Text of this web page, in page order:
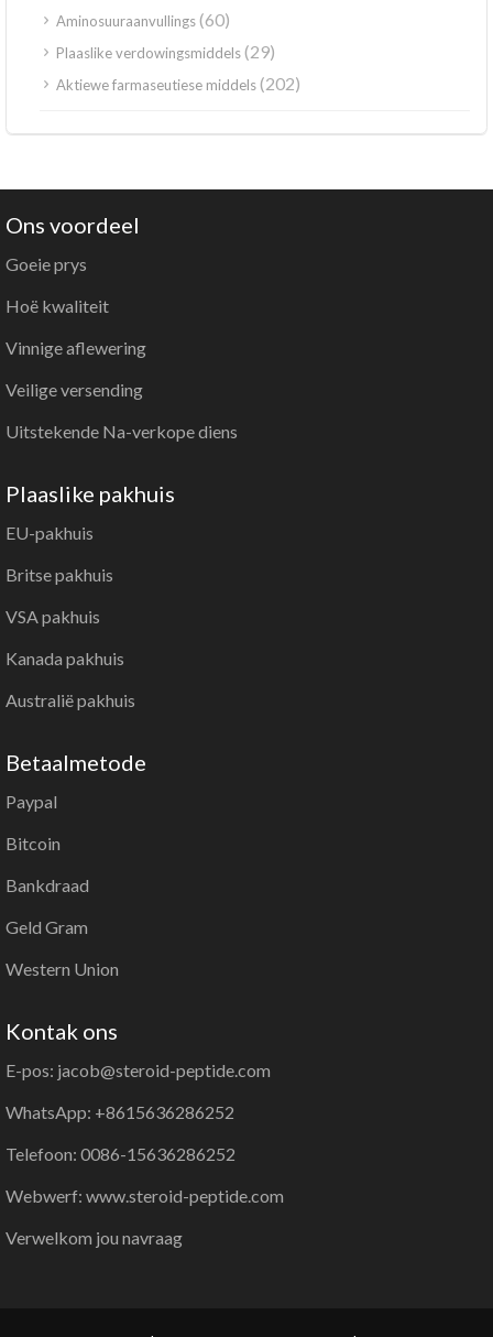
Aminosuuraanvullings(60)
Plaaslike verdowingsmiddels(29)
Aktiewe farmaseutiese middels(202)
Ons voordeel
Goeie prys
Hoë kwaliteit
Vinnige aflewering
Veilige versending
Uitstekende Na-verkope diens
Plaaslike pakhuis
EU-pakhuis
Britse pakhuis
VSA pakhuis
Kanada pakhuis
Australië pakhuis
Betaalmetode
Paypal
Bitcoin
Bankdraad
Geld Gram
Western Union
Kontak ons
E-pos: jacob@steroid-peptide.com
WhatsApp: +8615636286252
Telefoon: 0086-15636286252
Webwerf: www.steroid-peptide.com
Verwelkom jou navraag